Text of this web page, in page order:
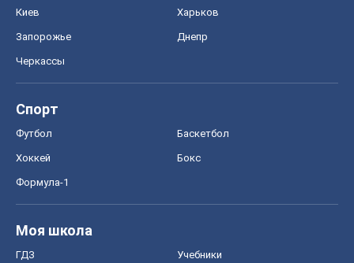
Киев Харьков
Запорожье Днепр
Черкассы
Спорт
Футбол Баскетбол
Хоккей Бокс
Формула-1
Моя школа
ГДЗ Учебники